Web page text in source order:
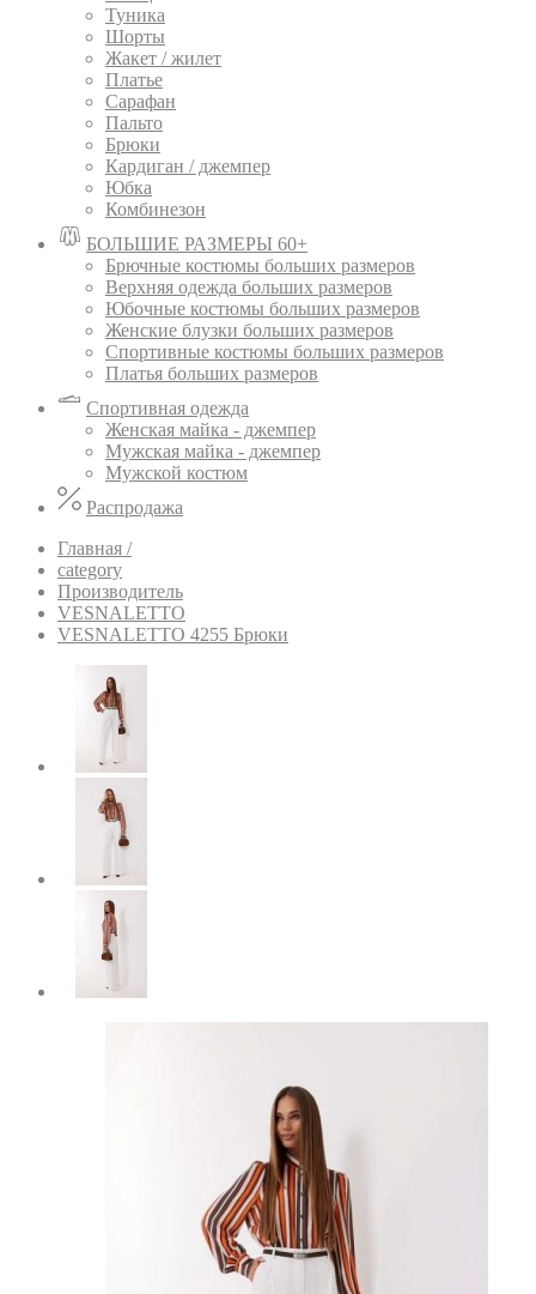
Туника
Шорты
Жакет / жилет
Платье
Сарафан
Пальто
Брюки
Кардиган / джемпер
Юбка
Комбинезон
БОЛЬШИЕ РАЗМЕРЫ 60+
Брючные костюмы больших размеров
Верхняя одежда больших размеров
Юбочные костюмы больших размеров
Женские блузки больших размеров
Спортивные костюмы больших размеров
Платья больших размеров
Спортивная одежда
Женская майка - джемпер
Мужская майка - джемпер
Мужской костюм
Распродажа
Главная /
category
Производитель
VESNALETTO
VESNALETTO 4255 Брюки